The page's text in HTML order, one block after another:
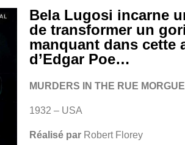
Bela Lugosi incarne
de transformer un
manquant dans cette
d’Edgar Poe…
MURDERS IN THE RUE MORGUE
1932 – USA
Réalisé par Robert Florey